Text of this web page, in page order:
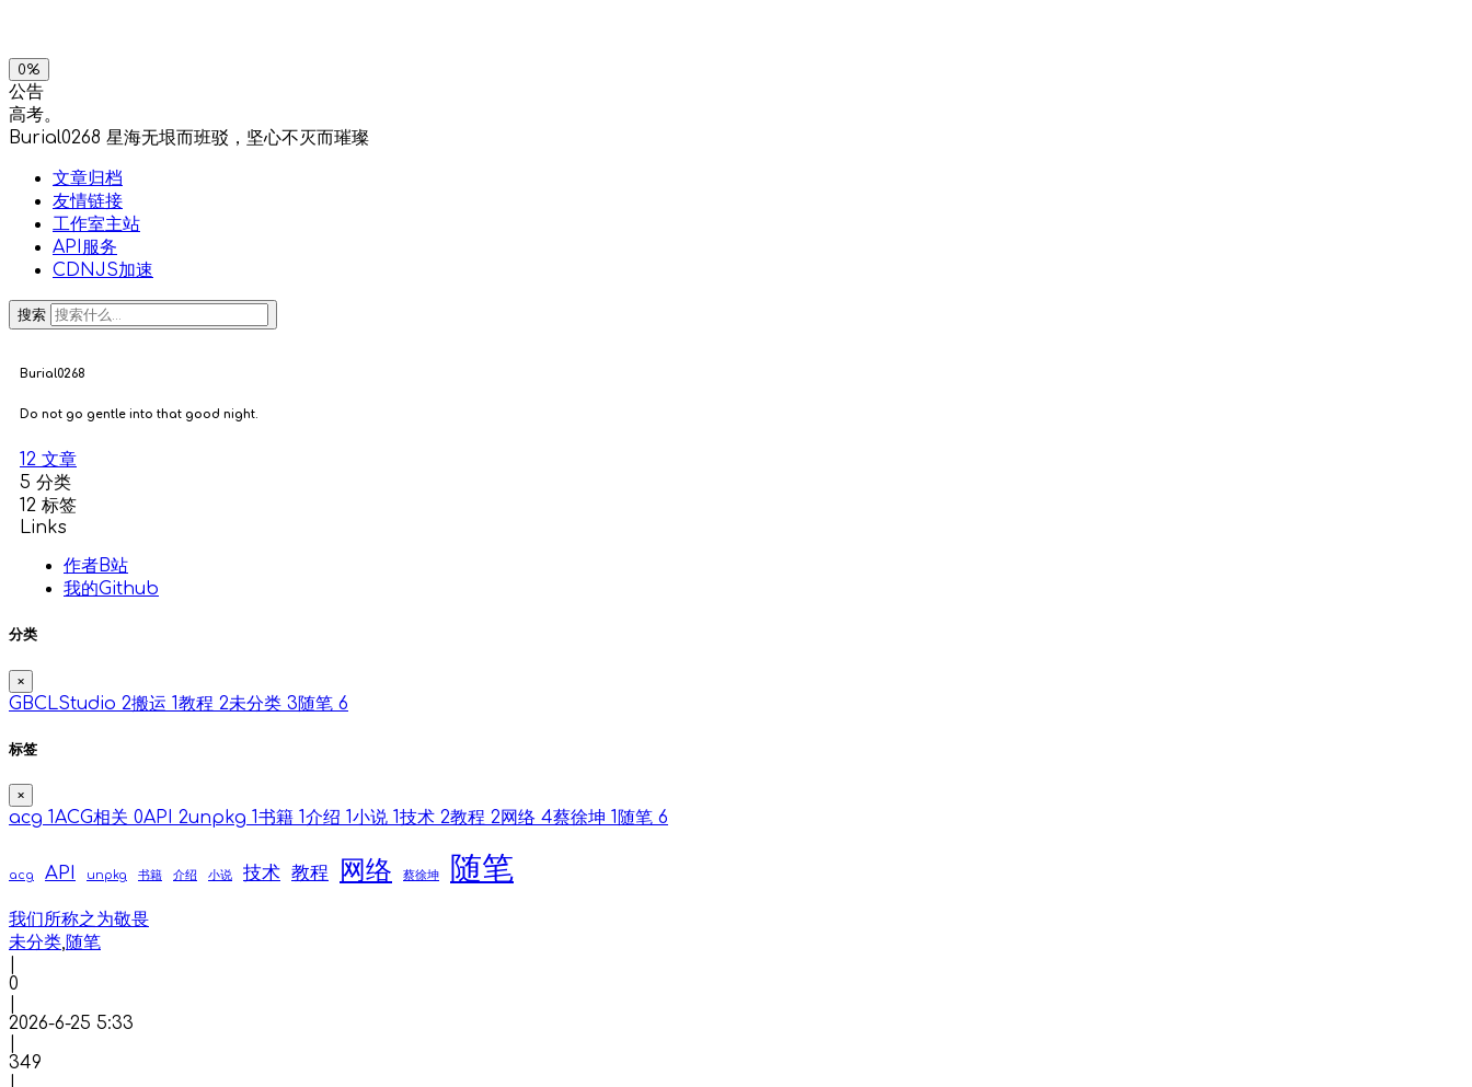
0%
公告
高考。
Burial0268 星海无垠而班驳，坚心不灭而璀璨
文章归档
友情链接
工作室主站
API服务
CDNJS加速
搜索
Burial0268
Do not go gentle into that good night.
12 文章
5 分类
12 标签
Links
作者B站
我的Github
分类
×
GBCLStudio 2搬运 1教程 2未分类 3随笔 6
标签
×
acg 1ACG相关 0API 2unpkg 1书籍 1介绍 1小说 1技术 2教程 2网络 4蔡徐坤 1 随笔 6
acg API unpkg 书籍 介绍 小说 技术 教程 网络 蔡徐坤 随笔
我们所称之为敬畏
未分类,随笔
0
2026-6-25 5:33
349